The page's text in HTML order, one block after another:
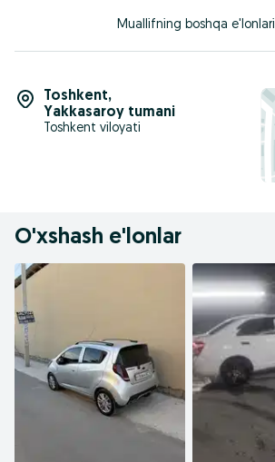
Muallifning boshqa e'lonlari
Toshkent,
Yakkasaroy tumani
Toshkent viloyati
O'xshash e'lonlar